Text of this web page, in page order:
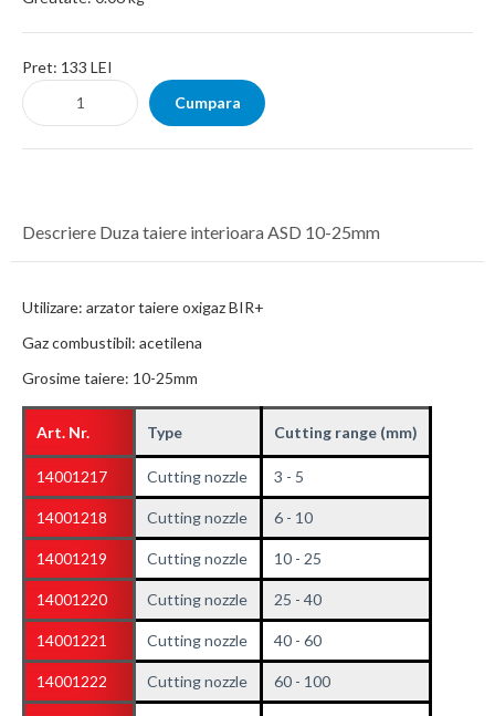
Pret: 133 LEI
Descriere Duza taiere interioara ASD 10-25mm
Utilizare: arzator taiere oxigaz BIR+
Gaz combustibil: acetilena
Grosime taiere: 10-25mm
Art. Nr. Type Cutting range (mm)
14001217 Cutting nozzle 3 - 5
14001218 Cutting nozzle 6 - 10
14001219 Cutting nozzle 10 - 25
14001220 Cutting nozzle 25 - 40
14001221 Cutting nozzle 40 - 60
14001222 Cutting nozzle 60 - 100